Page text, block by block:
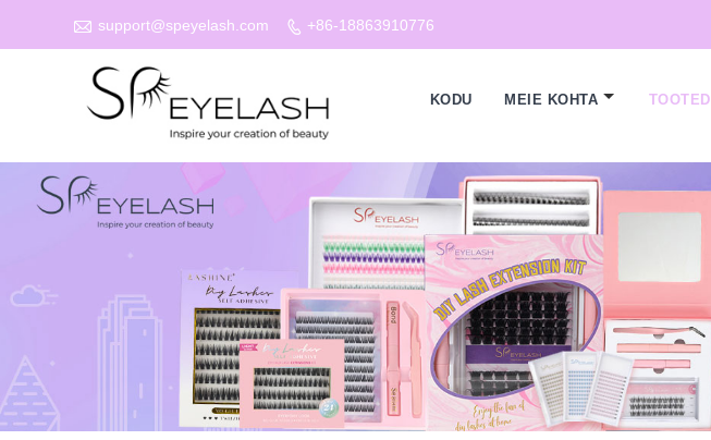
 support@speyelash.com  +86-18863910776
KODU MEIE KOHTA TOOTED